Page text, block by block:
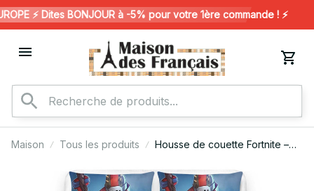
⚡️ Dites BONJOUR à -5% pour votre 1ère commande ! ⚡️
Maison Tous les produits
Housse de couette Fortnite –